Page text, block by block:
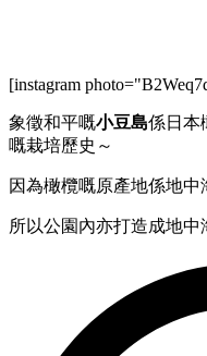
[instagram
象徵和平嘅小豆島係日本
嘅栽培歷史～
因為橄欖嘅原產地係地中
所以公園內亦打造成地中